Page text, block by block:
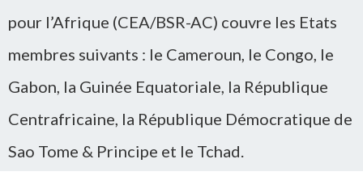
pour l’Afrique (CEA/BSR-AC) couvre les Etats
membres suivants : le Cameroun, le Congo, le
Gabon, la Guinée Equatoriale, la République
Centrafricaine, la République Démocratique de
Sao Tome & Principe et le Tchad.